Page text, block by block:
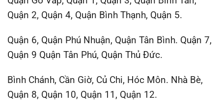
Quận 2, Quận 4, Quận Bình Thạnh, Quận 5.
Quận 6, Quận Phú Nhuận, Quận Tân Bình. Quận 7,
Quận 9 Quận Tân Phú, Quận Thủ Đức.
Bình Chánh, Cần Giờ, Củ Chi, Hóc Môn. Nhà Bè,
Quận 8, Quận 10, Quận 11, Quận 12.